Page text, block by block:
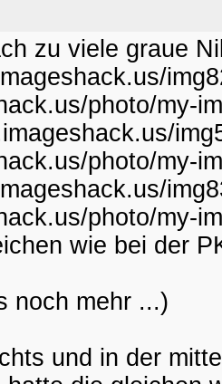
zu viele graue
photo/my-
photo/my-
photo/my-
wie bei der
noch mehr ...)
und in der